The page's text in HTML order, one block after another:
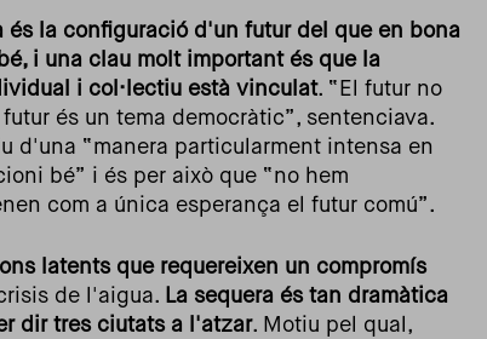
és la configuració d'un futur del que en bona
i una clau molt important és que la
i col·lectiu està vinculat. “El futur no
és un tema democràtic”, sentenciava.
d'una “manera particularment intensa en
bé” i és per això que “no hem
com a única esperança el futur comú”.
latents que requereixen un compromís
de l'aigua. La sequera és tan dramàtica
dir tres ciutats a l'atzar. Motiu pel qual,